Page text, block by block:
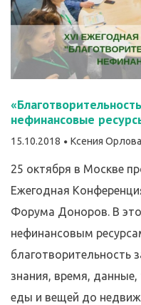
нефинансовые
15.10.2018 Ксения Орлова
25 октября в Москве
Ежегодная
Форума Доноров. В
нефинансовым
благотворительность
знания, время,
еды и вещей до